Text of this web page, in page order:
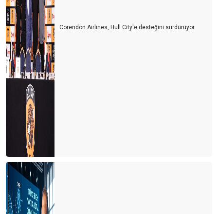
Corendon Airlines, Hull City'e desteğini sürdürüyor